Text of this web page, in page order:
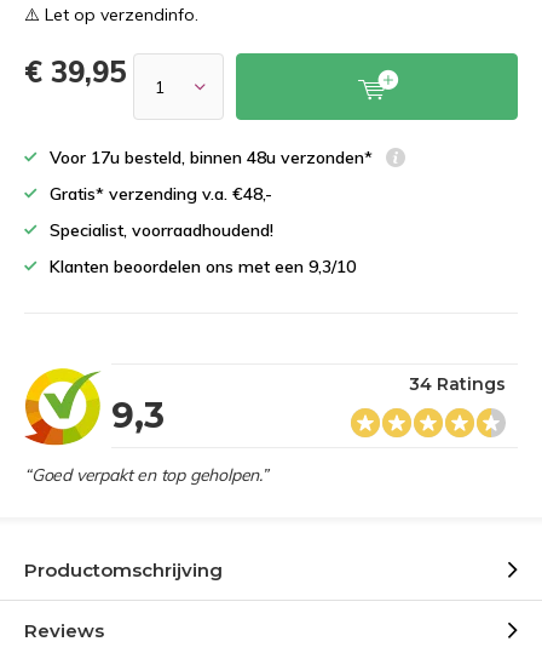
⚠️ Let op verzendinfo.
€ 39,95
Voor 17u besteld, binnen 48u verzonden*
Gratis* verzending v.a. €48,-
Specialist, voorraadhoudend!
Klanten beoordelen ons met een 9,3/10
9,3
34 Ratings
“Goed verpakt en top geholpen.”
Productomschrijving
Reviews